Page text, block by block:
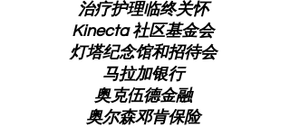
治疗护理临终关怀
Kinecta 社区基金会
灯塔纪念馆和招待会
马拉加银行
奥克伍德金融
奥尔森邓肯保险